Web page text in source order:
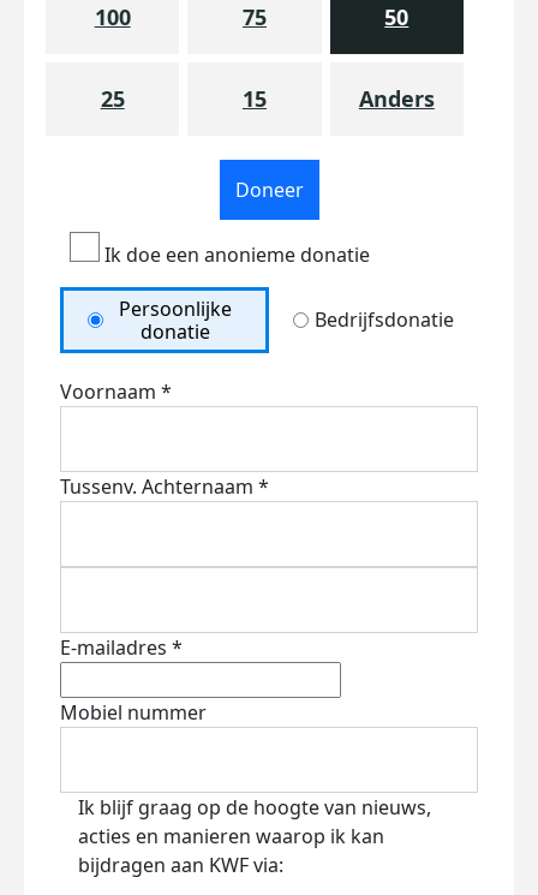
100 75 50
25 15 Anders
Doneer
Ik doe een anonieme donatie
Persoonlijke
donatie
Bedrijfsdonatie
Voornaam *
Tussenv. Achternaam *
E-mailadres *
Mobiel nummer
Ik blijf graag op de hoogte van nieuws,
acties en manieren waarop ik kan
bijdragen aan KWF via: